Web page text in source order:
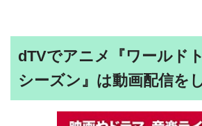
dTVでアニメ『ワールド
シーズン』は動画配信を